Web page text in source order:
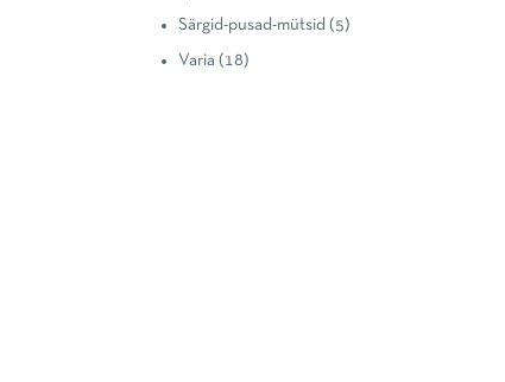
Särgid-pusad-mütsid (5)
Varia (18)